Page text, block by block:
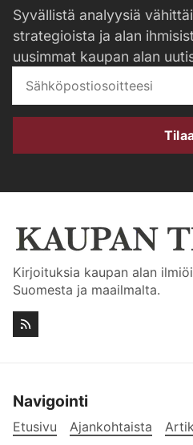
Syvällistä analyysiä
strategioista ja alan
uusimmat kaupan alan
Kirjoituksia kaupan alan
Suomesta ja maailmalta.
Navigointi
Etusivu Ajankohtaista